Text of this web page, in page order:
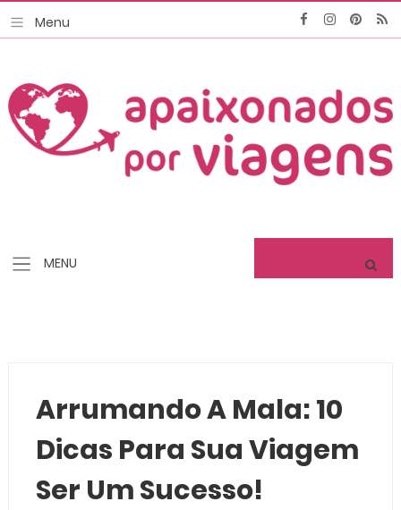
Arrumando A Mala: 10
Dicas Para Sua Viagem
Ser Um Sucesso!